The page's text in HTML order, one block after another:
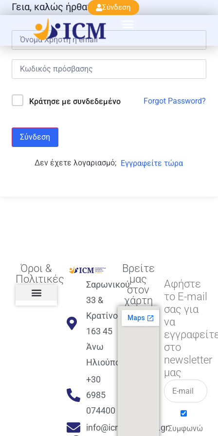
Σύνδεση
Γεια, καλώς ήρθατε πάλι!
Κράτησε με συνδεδεμένο Forgot Password?
Σύνδεση
Δεν έχετε λογαριασμό; Εγγραφείτε τώρα
Όροι &
Πολιτικές
Σαρωνικού
33 &
Κρατίνου
163 45
Άνω
Ηλιούπολη
+30
6985
074400
info@icmacademy.gr
Βρείτε
μας
στον
χάρτη
Αφήστε
το E-mail
σας για
να
στο
newsletter
μας
Συμφωνώ